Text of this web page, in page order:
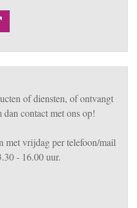
of diensten, of ontvangt
dan contact met ons op!
met vrijdag per telefoon/mail
- 16.00 uur.